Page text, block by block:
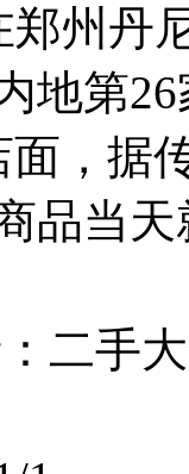
郑州丹
地第
面，据
品当
二手